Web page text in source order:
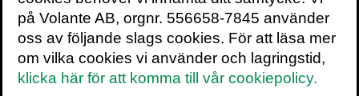
Kirurgiska kliniken vid Lunds
universitetssjukhus 1970–1991. Från 1999
hade han en gästprofessor vid universitetet i
London. Han intresserade sig särskilt för
inflammationens roll vid kroniska sjukdomar,
på Volante AB, orgnr. 556658-7845 använder
oss av följande slags cookies. För att läsa mer
om vilka cookies vi använder och lagringstid,
klicka här för att komma till vår cookiepolicy.